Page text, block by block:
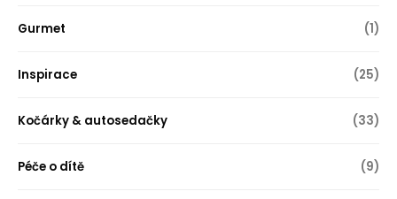
Gurmet (1)
Inspirace (25)
Kočárky & autosedačky (33)
Péče o dítě (9)